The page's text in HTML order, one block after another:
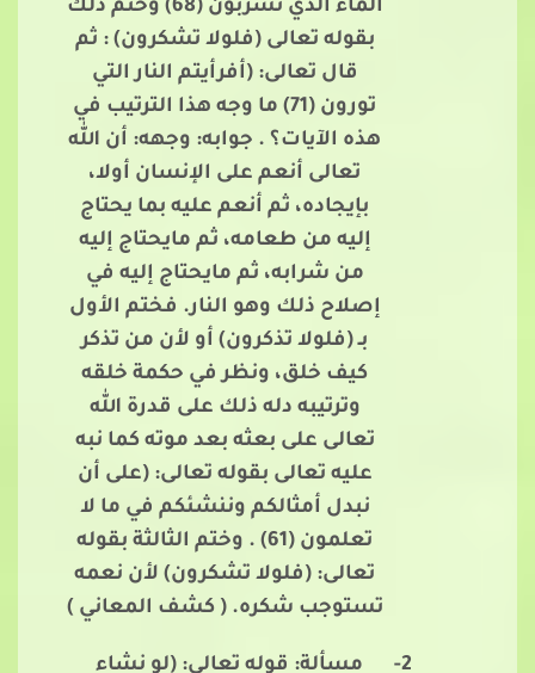
الماء الذي تشربون (68) وختم ذلك
بقوله تعالى (فلولا تشكرون) : ثم
قال تعالى: (أفرأيتم النار التي
تورون (71) ما وجه هذا الترتيب في
هذه الآيات؟ . جوابه: وجهه: أن الله
تعالى أنعم على الإنسان أولا،
بإيجاده، ثم أنعم عليه بما يحتاج
إليه من طعامه، ثم مايحتاج إليه
من شرابه، ثم مايحتاج إليه في
إصلاح ذلك وهو النار. فختم الأول
بـ (فلولا تذكرون) أو لأن من تذكر
كيف خلق، ونظر في حكمة خلقه
وترتيبه دله ذلك على قدرة الله
تعالى على بعثه بعد موته كما نبه
عليه تعالى بقوله تعالى: (على أن
نبدل أمثالكم وننشئكم في ما لا
تعلمون (61) . وختم الثالثة بقوله
تعالى: (فلولا تشكرون) لأن نعمه
تستوجب شكره. ( كشف المعاني )
2-
مسألة: قوله تعالى: (لو نشاء